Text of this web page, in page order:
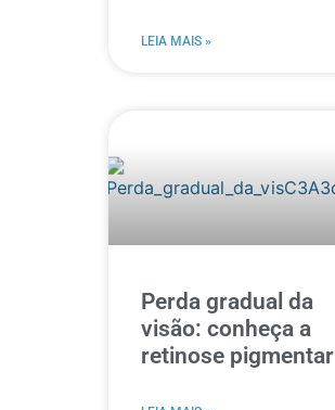
LEIA MAIS »
Perda gradual da
visão: conheça a
retinose pigmentar